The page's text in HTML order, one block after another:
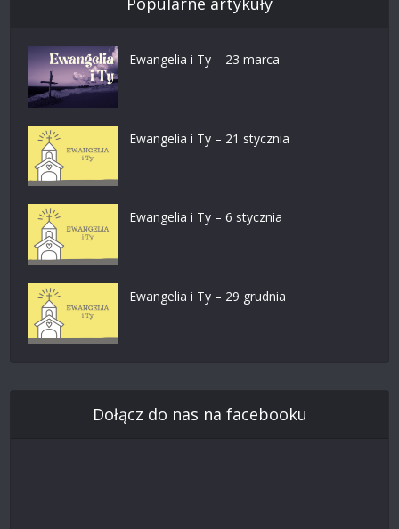
Ewangelia i Ty – 23 marca
Ewangelia i Ty – 21 stycznia
Ewangelia i Ty – 6 stycznia
Ewangelia i Ty – 29 grudnia
Dołącz do nas na facebooku